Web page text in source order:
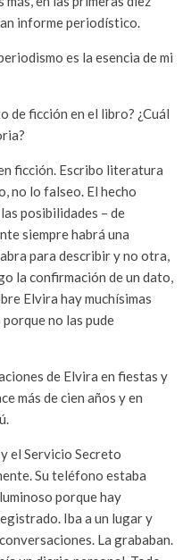
informe periodístico.
es la esencia de mi
de ficción en el libro? ¿Cuál
ficción. Escribo literatura
no lo falseo. El hecho
posibilidades – de
siempre habrá una
para describir y no otra,
la confirmación de un dato,
Elvira hay muchísimas
no las pude
de Elvira en fiestas y
más de cien años y en
el Servicio Secreto
Su teléfono estaba
porque hay
Iba a un lugar y
La grababan.